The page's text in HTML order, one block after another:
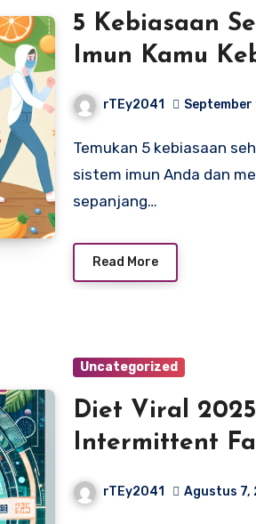
5 Kebiasaan
Imun Kamu
Tahun
rTEy2041 September
Temukan 5 kebiasaan sehat yang dapat meningkatkan
sistem imun Anda dan
sepanjang…
Read More
Uncategorized
Diet Viral
Intermittent
Efektif?
rTEy2041 Agustus 7,